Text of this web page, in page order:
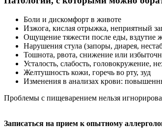
Боли и дискомфорт в животе
Изжога, кислая отрыжка, неприятный
Ощущение тяжести после еды, вздутие
Нарушения стула (запоры, диарея,
Тошнота, рвота, снижение или
Усталость, слабость, головокружение,
Желтушность кожи, горечь во рту, зуд
Изменения в анализах крови:
Проблемы с пищеварением нельзя
Записаться на прием к опытному